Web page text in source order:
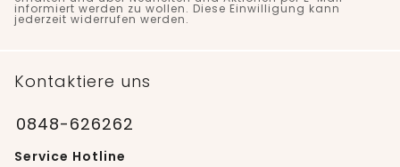
informiert werden zu wollen. Diese Einwilligung kann
jederzeit widerrufen werden.
Kontaktiere uns
0848-626262
Service Hotline